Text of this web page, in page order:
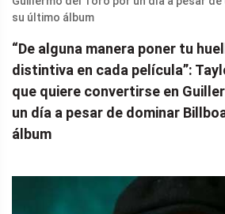
“De alguna manera poner tu
distintiva en cada película”:
que quiere convertirse en
un día a pesar de dominar
álbum